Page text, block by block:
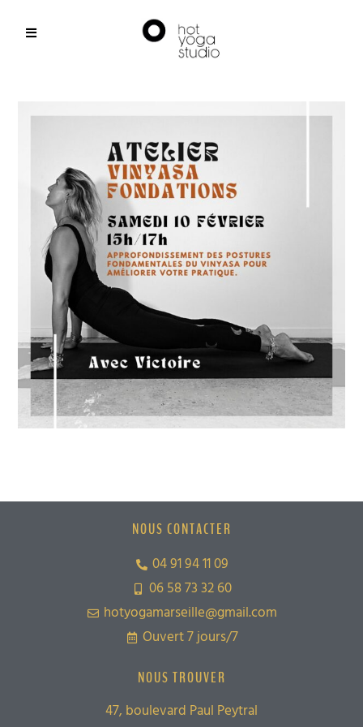
NOUS CONTACTER
04 91 94 11 09
06 58 73 32 60
hotyogamarseille@gmail.com
Ouvert 7 jours/7
NOUS TROUVER
47, boulevard Paul Peytral